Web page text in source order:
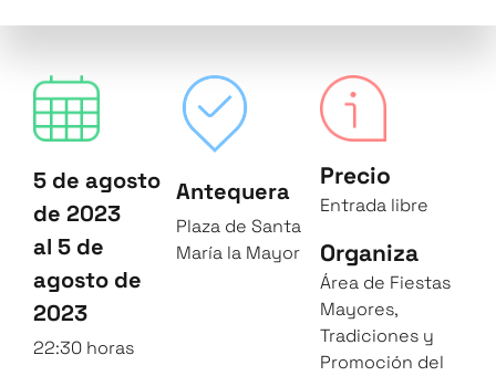
5 de agosto
de 2023
al 5 de
agosto de
2023
22:30 horas
Antequera
Plaza de Santa
María la Mayor
Precio
Entrada libre
Organiza
Área de Fiestas
Mayores,
Tradiciones y
Promoción del